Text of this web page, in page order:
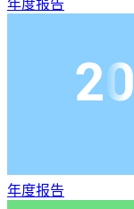
年度报告
年度报告